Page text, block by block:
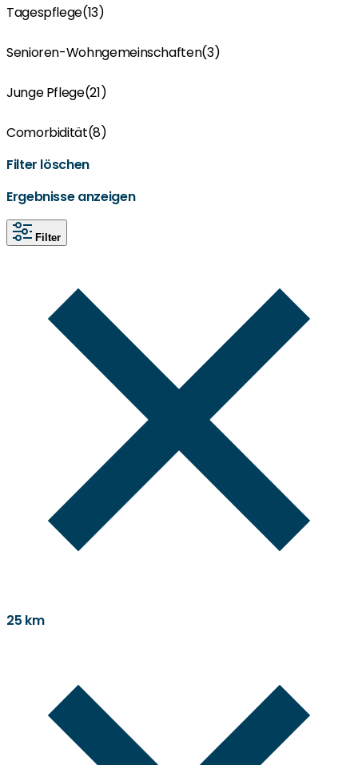
Tagespflege(13)
Senioren-Wohngemeinschaften(3)
Junge Pflege(21)
Comorbidität(8)
Filter löschen
Ergebnisse anzeigen
Filter
25 km